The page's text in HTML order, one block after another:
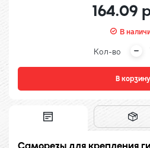
164.09
В
Кол-во
В корзину